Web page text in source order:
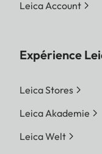
Leica Account
Expérience
Leica Stores
Leica Akademie
Leica Welt